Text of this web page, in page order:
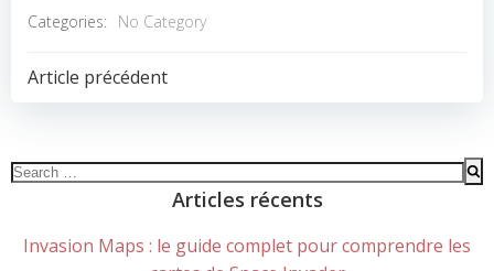
Categories: No Category
POST
Article précédent
Search
Articles récents
Invasion Maps : le guide complet pour comprendre les